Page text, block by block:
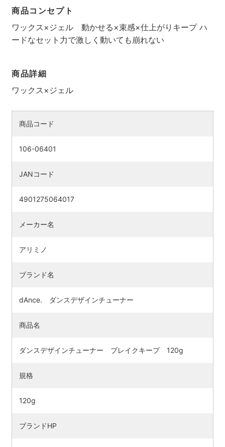
商品コンセプト
ワックス×ジェル 動かせる×束感×仕上がりキープ ハ
ードなセット力で激しく動いても崩れない
商品詳細
ワックス×ジェル
商品コード
106-06401
JANコード
4901275064017
メーカー名
アリミノ
ブランド名
dAnce. ダンスデザインチューナー
商品名
ダンスデザインチューナー ブレイクキープ 120g
規格
120g
ブランドHP